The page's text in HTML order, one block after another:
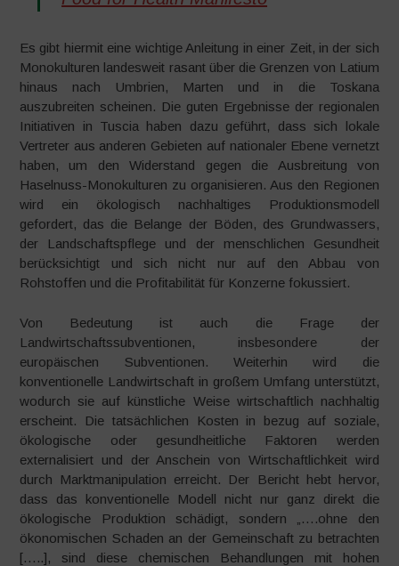
Es gibt hiermit eine wichtige Anleitung in einer Zeit, in der sich
Monokulturen landesweit rasant über die Grenzen von Latium
hinaus nach Umbrien, Marten und in die Toskana
auszubreiten scheinen. Die guten Ergebnisse der regionalen
Initiativen in Tuscia haben dazu geführt, dass sich lokale
Vertreter aus anderen Gebieten auf nationaler Ebene vernetzt
haben, um den Widerstand gegen die Ausbreitung von
Haselnuss-Monokulturen zu organisieren. Aus den Regionen
wird ein ökologisch nachhaltiges Produktionsmodell
gefordert, das die Belange der Böden, des Grundwassers,
der Landschaftspflege und der menschlichen Gesundheit
berücksichtigt und sich nicht nur auf den Abbau von
Rohstoffen und die Profitabilität für Konzerne fokussiert.
Von Bedeutung ist auch die Frage der
Landwirtschaftssubventionen, insbesondere der
europäischen Subventionen. Weiterhin wird die
konventionelle Landwirtschaft in großem Umfang unterstützt,
wodurch sie auf künstliche Weise wirtschaftlich nachhaltig
erscheint. Die tatsächlichen Kosten in bezug auf soziale,
ökologische oder gesundheitliche Faktoren werden
externalisiert und der Anschein von Wirtschaftlichkeit wird
durch Marktmanipulation erreicht. Der Bericht hebt hervor,
dass das konventionelle Modell nicht nur ganz direkt die
ökologische Produktion schädigt, sondern „….ohne den
ökonomischen Schaden an der Gemeinschaft zu betrachten
[…..], sind diese chemischen Behandlungen mit hohen